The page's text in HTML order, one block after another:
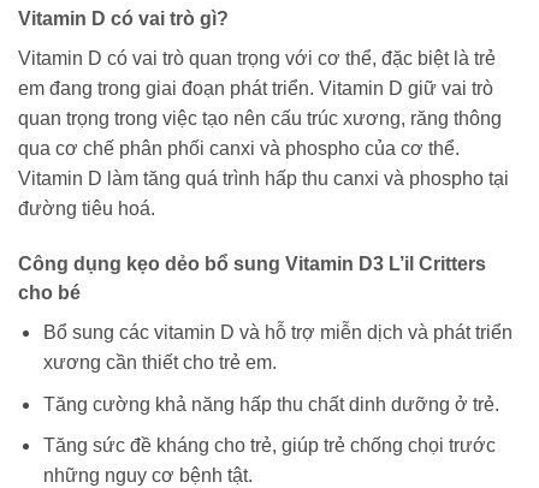
Vitamin D có vai trò gì?
Vitamin D có vai trò quan trọng với cơ thể, đặc biệt là trẻ
em đang trong giai đoạn phát triển. Vitamin D giữ vai trò
quan trọng trong việc tạo nên cấu trúc xương, răng thông
qua cơ chế phân phối canxi và phospho của cơ thể.
Vitamin D làm tăng quá trình hấp thu canxi và phospho tại
đường tiêu hoá.
Công dụng kẹo dẻo bổ sung Vitamin D3 L’il Critters
cho bé
Bổ sung các vitamin D và hỗ trợ miễn dịch và phát triển
xương cần thiết cho trẻ em.
Tăng cường khả năng hấp thu chất dinh dưỡng ở trẻ.
Tăng sức đề kháng cho trẻ, giúp trẻ chống chọi trước
những nguy cơ bệnh tật.